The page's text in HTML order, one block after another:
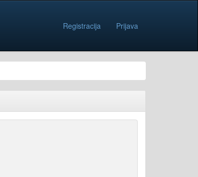
Registracija Prijava